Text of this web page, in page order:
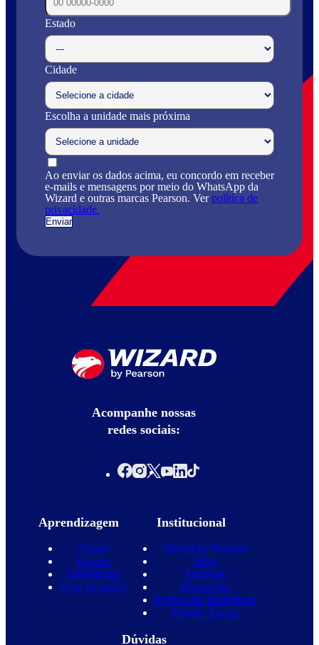
Estado
Cidade
Escolha a unidade mais próxima
Ao enviar os dados acima, eu concordo em receber
e-mails e mensagens por meio do WhatsApp da
Wizard e outras marcas Pearson. Verpolítica de
privacidade.
Acompanhe nossas
redes sociais:
Aprendizagem
Cursos
Escolas
Diferenciais
Teste de inglês
Institucional
Wizard by Pearson
Blog
Parcerias
Promoções
Política de privacidade
Projeto Águias
Dúvidas